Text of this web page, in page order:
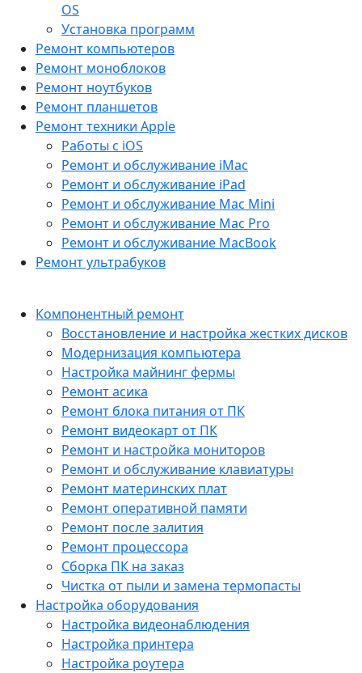
OS
Установка программ
Ремонт компьютеров
Ремонт моноблоков
Ремонт ноутбуков
Ремонт планшетов
Ремонт техники Apple
Работы с iOS
Ремонт и обслуживание iMac
Ремонт и обслуживание iPad
Ремонт и обслуживание Mac Mini
Ремонт и обслуживание Mac Pro
Ремонт и обслуживание MacBook
Ремонт ультрабуков
Компонентный ремонт
Восстановление и настройка жестких дисков
Модернизация компьютера
Настройка майнинг фермы
Ремонт асика
Ремонт блока питания от ПК
Ремонт видеокарт от ПК
Ремонт и настройка мониторов
Ремонт и обслуживание клавиатуры
Ремонт материнских плат
Ремонт оперативной памяти
Ремонт после залития
Ремонт процессора
Сборка ПК на заказ
Чистка от пыли и замена термопасты
Настройка оборудования
Настройка видеонаблюдения
Настройка принтера
Настройка роутера